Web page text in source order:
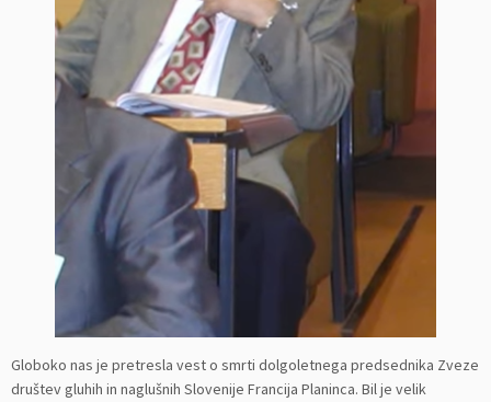
Globoko nas je pretresla vest o smrti dolgoletnega predsednika Zveze
društev gluhih in naglušnih Slovenije Francija Planinca. Bil je velik